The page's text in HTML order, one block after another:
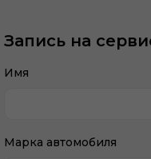
Запись на
Имя
Марка автомобиля